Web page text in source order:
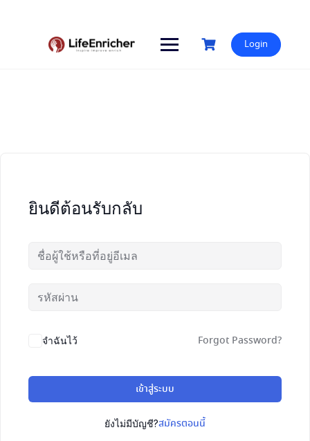
Login
ยินดีต้อนรับกลับ
จำฉันไว้ Forgot Password?
เข้าสู่ระบบ
ยังไม่มีบัญชี?สมัครตอนนี้